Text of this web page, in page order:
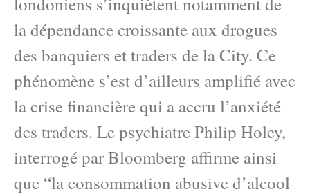
la dépendance croissante aux drogues
des banquiers et traders de la City. Ce
phénomène s’est d’ailleurs amplifié avec
la crise financière qui a accru l’anxiété
des traders. Le psychiatre Philip Holey,
interrogé par Bloomberg affirme ainsi
que “la consommation abusive d’alcool